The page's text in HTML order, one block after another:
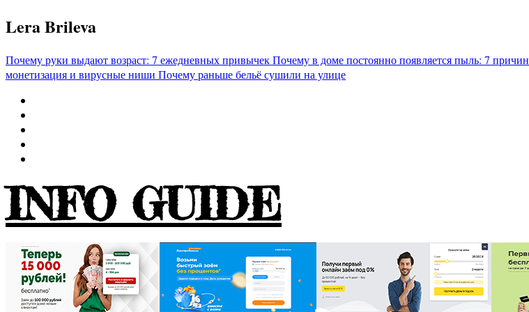
Перейти
к
Lera Brileva
Почему руки выдают возраст: 7 ежедневных привычекПочему в доме постоянно появляется пыль: 7 причин
монетизация и вирусные ниши Почему раньше бельё сушили на улице
INFO GUIDE